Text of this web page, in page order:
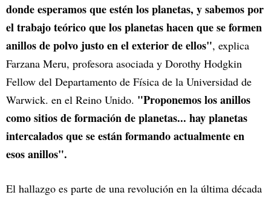
donde esperamos que estén los planetas, y sabemos por
el trabajo teórico que los planetas hacen que se formen
anillos de polvo justo en el exterior de ellos", explica
Farzana Meru, profesora asociada y Dorothy Hodgkin
Fellow del Departamento de Física de la Universidad de
Warwick. en el Reino Unido. "Proponemos los anillos
como sitios de formación de planetas... hay planetas
intercalados que se están formando actualmente en
esos anillos".
El hallazgo es parte de una revolución en la última década